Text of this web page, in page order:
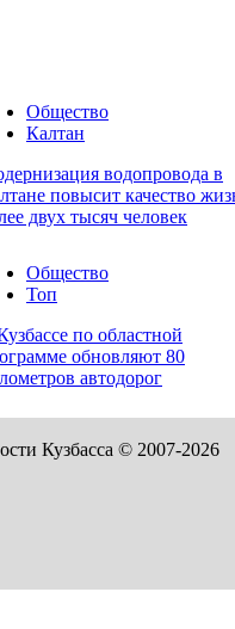
Общество
Калтан
водопровода в
повысит качество
двух тысяч человек
Общество
Топ
по областной
обновляют 80
автодорог
Кузбасса © 2007-2026